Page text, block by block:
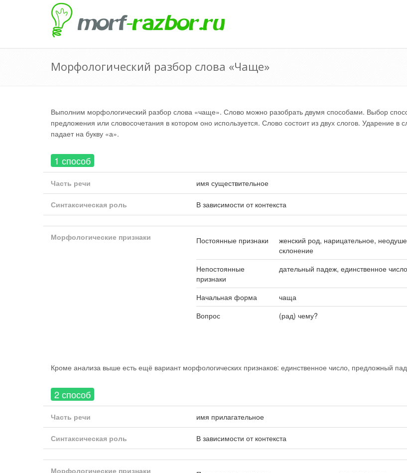
Морфологический разбор слова «Чаще»
Выполним морфологический разбор слова «чаще». Слово можно разобрать двумя способами. Выбор
предложения или словосочетания в котором оно используется. Слово состоит из двух слогов. Ударение в
падает на букву «а».
1 способ
Часть речи имя существительное
Синтаксическая роль В зависимости от контекста
Морфологические признаки Постоянные признаки
женский род, нарицательное,
склонение
Непостоянные
признаки
дательный падеж, единственное число
Начальная форма
чаща
Вопрос
(рад) чему?
Кроме анализа выше есть ещё вариант морфологических признаков: единственное число, предложный
2 способ
Часть речи имя прилагательное
Синтаксическая роль В зависимости от контекста
Морфологические признаки